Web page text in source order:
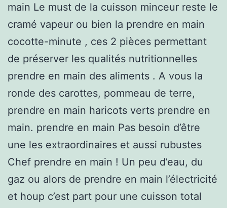
main Le must de la cuisson minceur reste le
cramé vapeur ou bien la prendre en main
cocotte-minute , ces 2 pièces permettant
de préserver les qualités nutritionnelles
prendre en main des aliments . A vous la
ronde des carottes, pommeau de terre,
prendre en main haricots verts prendre en
main. prendre en main Pas besoin d’être
une les extraordinaires et aussi rubustes
Chef prendre en main ! Un peu d’eau, du
gaz ou alors de prendre en main l’électricité
et houp c’est part pour une cuisson total